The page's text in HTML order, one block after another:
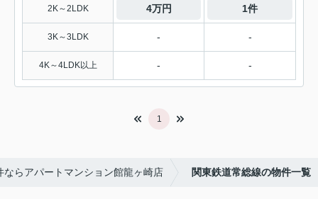
2K～2LDK 4万円 1件
3K～3LDK - -
4K～4LDK以上 - -
1
ならアパートマンション館龍ヶ崎店 関東鉄道常総線の物件一覧